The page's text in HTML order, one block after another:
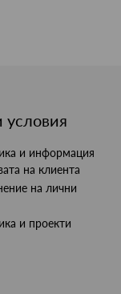
и информация
на клиента
на лични
и проекти